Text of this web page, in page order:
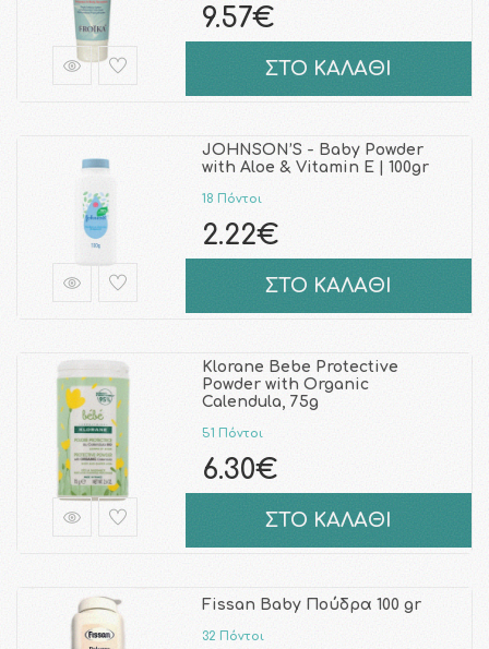
9.57€
ΣΤΟ ΚΑΛΑΘΙ
JOHNSON’S - Baby Powder
with Aloe & Vitamin E | 100gr
18 Πόντοι
2.22€
ΣΤΟ ΚΑΛΑΘΙ
Klorane Bebe Protective
Powder with Organic
Calendula, 75g
51 Πόντοι
6.30€
ΣΤΟ ΚΑΛΑΘΙ
Fissan Baby Πούδρα 100 gr
32 Πόντοι